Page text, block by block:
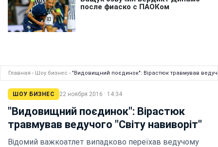
Главная › Шоу бизнес › "Видовищний поєдинок": Вірастюк травмував
ШОУ БИЗНЕС 22 ноября 2016 · 14:34
"Видовищний поєдинок": Вірастюк
травмував ведучого "Світу навиворіт"
Відомий важкоатлет випадково переїхав ведучому